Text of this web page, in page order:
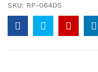
SKU: RP-064DS